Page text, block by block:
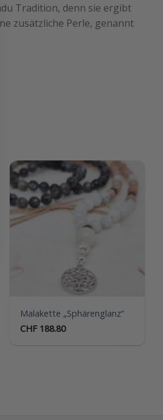
Tradition, denn sie ergibt
zusätzliche Perle, genannt
Wunschliste
Malakette „Sphärenglanz“
CHF 188.80